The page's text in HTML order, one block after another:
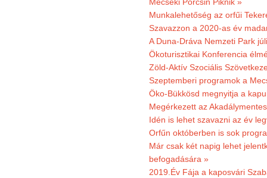
Munkalehetőség az orfűi
Szavazzon a 2020-as év
A Duna-Dráva Nemzeti Park
Ökoturisztikai Konferencia
Zöld-Aktív Szociális
Szeptemberi programok a
Öko-Bükkösd megnyitja a
Megérkezett az
Idén is lehet szavazni az év
Orfűn októberben is sok
Már csak két napig lehet
befogadására »
2019.Év Fája a kaposvári